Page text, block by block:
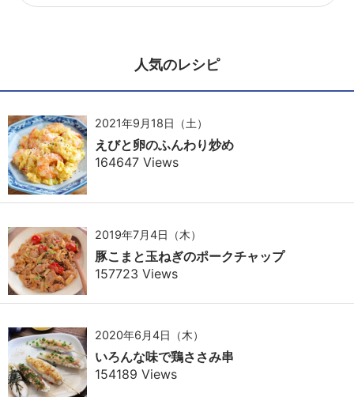
人気のレシピ
2021年9月18日（土）
えびと卵のふんわり炒め
164647 Views
2019年7月4日（木）
豚こまと玉ねぎのポークチャップ
157723 Views
2020年6月4日（木）
いろんな味で鶏ささみ串
154189 Views